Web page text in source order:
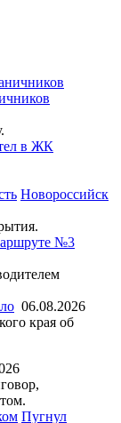
в ЖК
Новороссийск
№3
06.08.2026
края об
Пугнул